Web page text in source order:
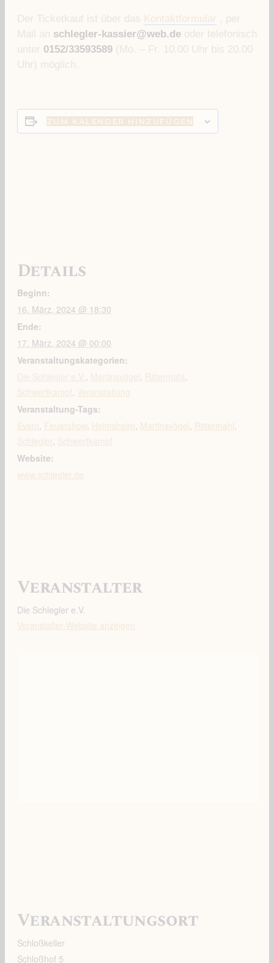
Kontaktformular
schlegler-kassier@web.de
0152/33593589
ZUM KALENDER HINZUFÜGEN
Details
Beginn:
16. März, 2024 @ 18:30
Ende:
17. März, 2024 @ 00:00
Veranstaltungskategorien:
Die Schlegler e.V.
Martinsvögel Rittermahl
Schwertkampf Veranstaltung
Veranstaltung-Tags:
Event Feuershow Heimsheim Martinsvögel Rittermahl
Schlegler Schwertkampf
Website:
www.schlegler.de
Veranstalter
Die Schlegler e.V.
Veranstalter-Website anzeigen
Veranstaltungsort
Schloßkeller
Schloßhof 5